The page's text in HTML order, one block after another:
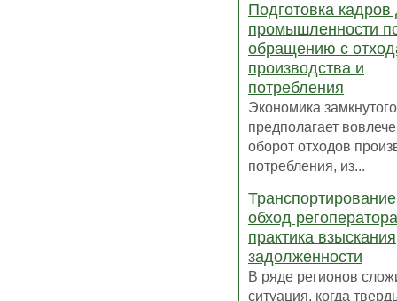
Подготовка кадров
промышленности
обращению с
производства и
потребления
Экономика
предполагает
оборот отходов
потребления, из...
обход
практика взыскания
задолженности
В ряде регионов
ситуация, когда